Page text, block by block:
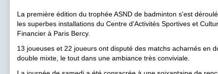
La première édition du trophée ASND de badminton s'est
les superbes installations du Centre d'Activités Sportives et
Financier à Paris Bercy.
13 joueuses et 22 joueurs ont disputé des matchs acharnés en
double mixte, le tout dans une ambiance très conviviale.